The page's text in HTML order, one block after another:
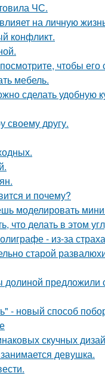
ЧС.
на личную
конфликт.
чтобы
мебель.
сделать удобную
своему другу.
и почему?
моделировать
делать в этом
- из-за
старой
долиной
- новый способ
скучных
девушка.